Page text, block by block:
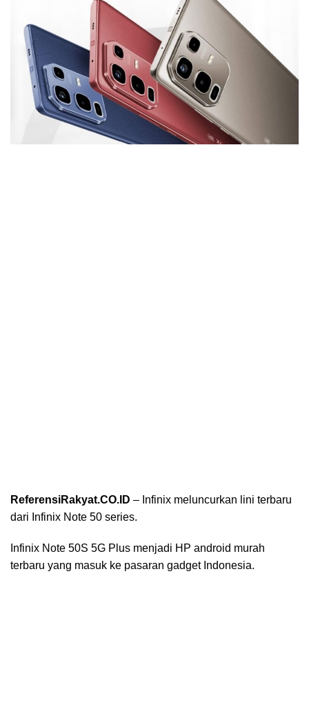
ReferensiRakyat.CO.ID – Infinix meluncurkan lini terbaru
dari Infinix Note 50 series.
Infinix Note 50S 5G Plus menjadi HP android murah
terbaru yang masuk ke pasaran gadget Indonesia.